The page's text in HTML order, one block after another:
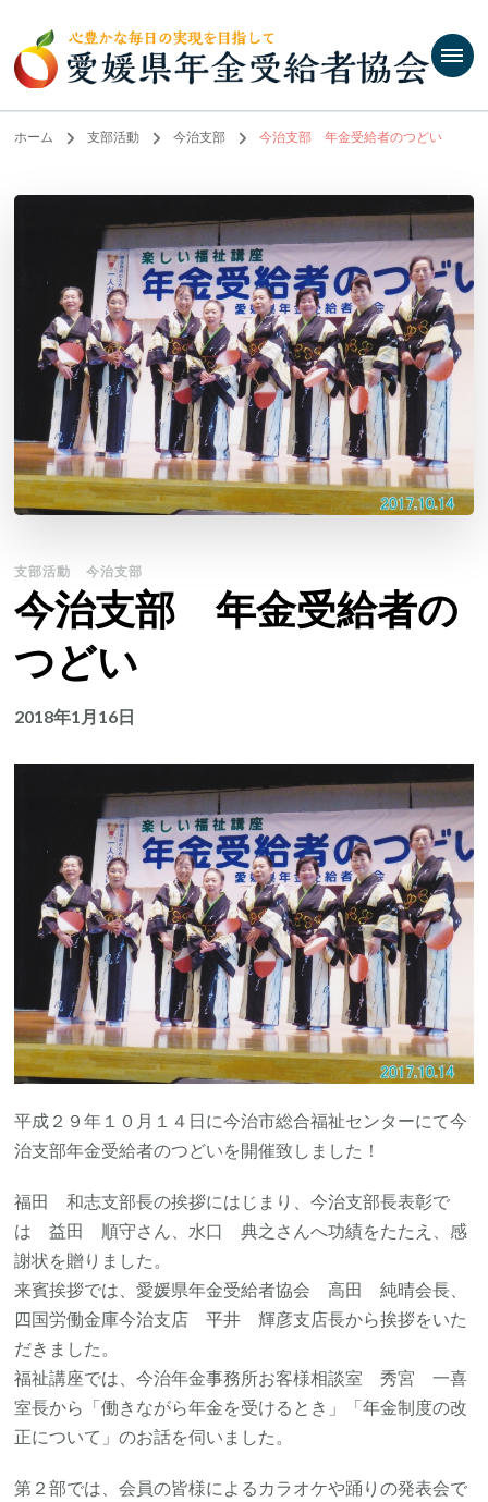
ホーム 支部活動 今治支部 今治支部 年金受給者のつどい
支部活動 今治支部
今治支部 年金受給者の
つどい
2018年1月16日
平成２９年１０月１４日に今治市総合福祉センターにて今
治支部年金受給者のつどいを開催致しました！
福田 和志支部長の挨拶にはじまり、今治支部長表彰で
は 益田 順守さん、水口 典之さんへ功績をたたえ、感
謝状を贈りました。
来賓挨拶では、愛媛県年金受給者協会 高田 純晴会長、
四国労働金庫今治支店 平井 輝彦支店長から挨拶をいた
だきました。
福祉講座では、今治年金事務所お客様相談室 秀宮 一喜
室長から「働きながら年金を受けるとき」「年金制度の改
正について」のお話を伺いました。
第２部では、会員の皆様によるカラオケや踊りの発表会で